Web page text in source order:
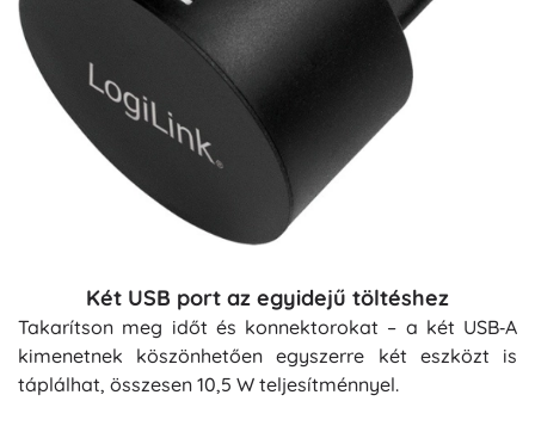
Két USB port az egyidejű töltéshez
Takarítson meg időt és konnektorokat – a két USB‑A
kimenetnek köszönhetően egyszerre két eszközt is
táplálhat, összesen 10,5 W teljesítménnyel.